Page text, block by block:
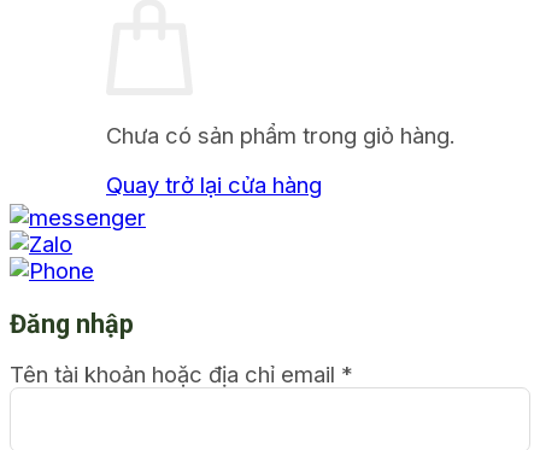
Chưa có sản phẩm trong giỏ hàng.
Quay trở lại cửa hàng
Đăng nhập
Tên tài khoản hoặc địa chỉ email *